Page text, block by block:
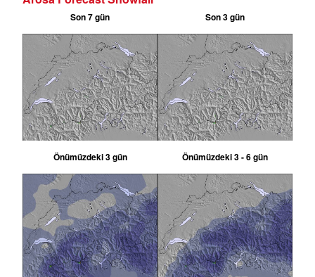
Son 7 gün Son 3 gün
Önümüzdeki 3 gün Önümüzdeki 3 - 6 gün